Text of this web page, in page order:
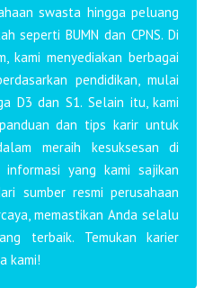
swasta hingga peluang
seperti BUMN dan CPNS. Di
kami menyediakan berbagai
pendidikan, mulai
D3 dan S1. Selain itu, kami
dan tips karir untuk
meraih kesuksesan di
yang kami sajikan
sumber resmi perusahaan
memastikan Anda selalu
terbaik. Temukan karier
kami!